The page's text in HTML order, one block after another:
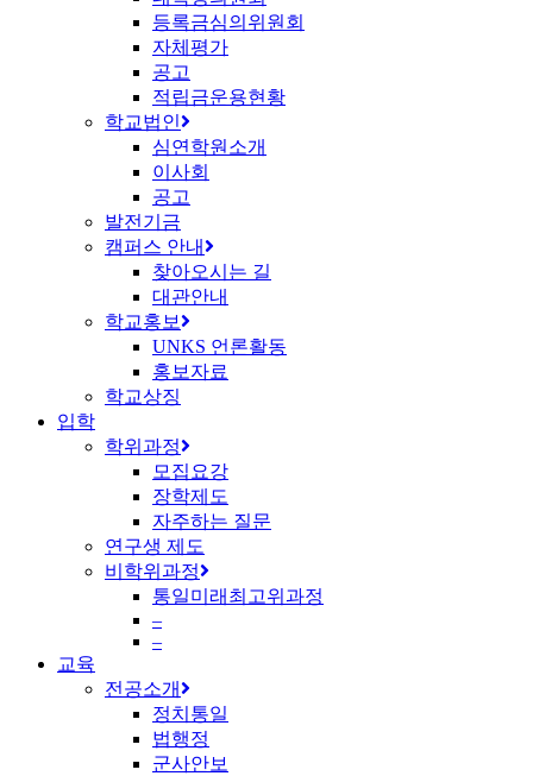
등록금심의위원회
자체평가
공고
적립금운용현황
학교법인
심연학원소개
이사회
공고
발전기금
캠퍼스 안내
찾아오시는 길
대관안내
학교홍보
UNKS 언론활동
홍보자료
학교상징
입학
학위과정
모집요강
장학제도
자주하는 질문
연구생 제도
비학위과정
통일미래최고위과정
–
–
교육
전공소개
정치통일
법행정
군사안보